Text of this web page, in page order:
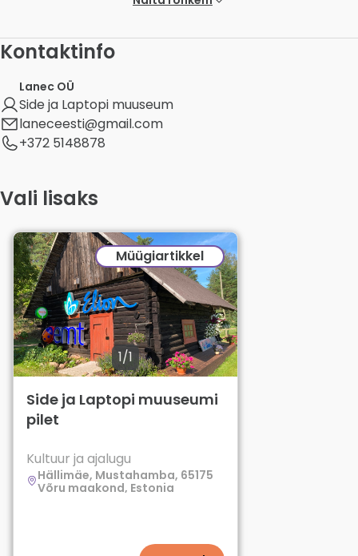
Kontaktinfo
Lanec OÜ
Side ja Laptopi muuseum
laneceesti@gmail.com
+372 5148878
Vali lisaks
1/1
Müügiartikkel
Side ja Laptopi muuseumi
pilet
Kultuur ja ajalugu
Hällimäe, Mustahamba, 65175
Võru maakond, Estonia